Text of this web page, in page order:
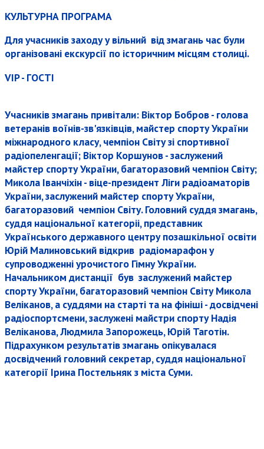
КУЛЬТУРНА ПРОГРАМА
Для учасників заходу у вільний від змагань час були
організовані екскурсії по історичним місцям столиці.
VIP - ГОСТІ
Учасників змагань привітали: Віктор Бобров - голова
ветеранів воїнів-зв'язківців, майстер спорту України
міжнародного класу, чемпіон Світу зі спортивної
радіопеленгації; Віктор Коршунов - заслужений
майстер спорту України, багаторазовий чемпіон Світу;
Микола Іванчіхін - віце-президент Ліги радіоаматорів
України, заслужений майстер спорту України,
багаторазовий чемпіон Світу. Головний суддя змагань,
суддя національної категоріі, представник
Українського державного центру позашкільної освіти
Юрій Малиновський відкрив радіомарафон у
супроводженні урочистого Гімну України.
Начальником дистанції був заслужений майстер
спорту України, багаторазовий чемпіон Світу Микола
Веліканов, а суддями на старті та на фініші - досвідчені
радіоспортсмени, заслужені майстри спорту Надія
Веліканова, Людмила Запорожець, Юрій Таготін.
Підрахунком результатів змагань опікувалася
досвідчений головний секретар, суддя національної
категорії Ірина Постельняк з міста Суми.